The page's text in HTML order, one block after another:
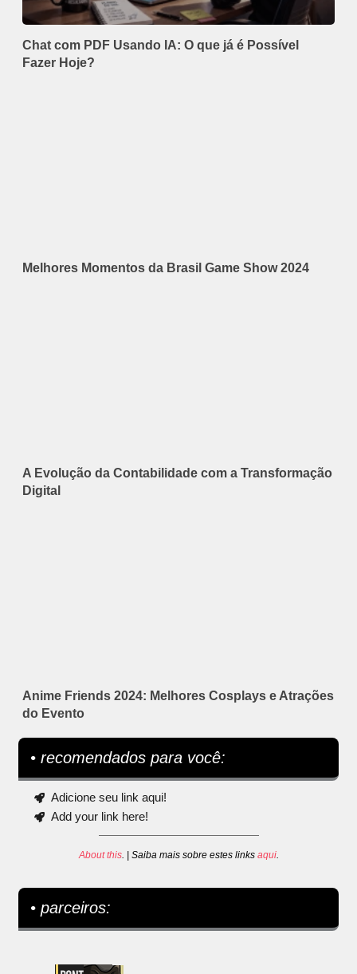
Chat com PDF Usando IA: O que já é Possível
Fazer Hoje?
Melhores Momentos da Brasil Game Show 2024
A Evolução da Contabilidade com a Transformação
Digital
Anime Friends 2024: Melhores Cosplays e Atrações
do Evento
• recomendados para você:
Adicione seu link aqui!
Add your link here!
About this. | Saiba mais sobre estes links aqui.
• parceiros: